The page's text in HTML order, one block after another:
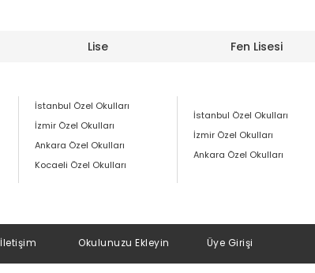
Lise Fen Lisesi
İstanbul Özel Okulları
İzmir Özel Okulları
Ankara Özel Okulları
Kocaeli Özel Okulları
İstanbul Özel Okulları
İzmir Özel Okulları
Ankara Özel Okulları
İletişim Okulunuzu Ekleyin Üye Girişi